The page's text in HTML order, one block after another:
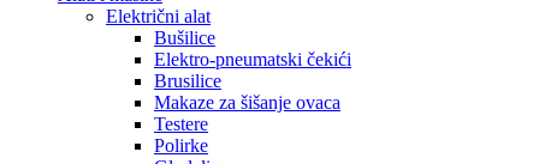
Električni alat
Bušilice
Elektro-pneumatski čekići
Brusilice
Makaze za šišanje ovaca
Testere
Polirke